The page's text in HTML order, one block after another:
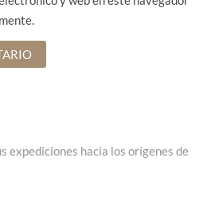
expediciones hacia los orígenes de